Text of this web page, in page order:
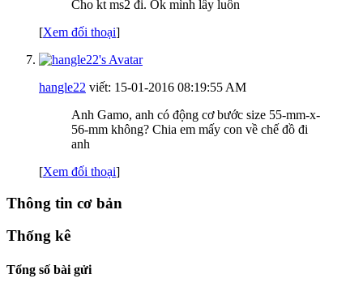
Cho kt ms2 đi. Ok mình lấy luôn
[Xem đối thoại]
hangle22 viết: 15-01-2016 08:19:55 AM
Anh Gamo, anh có động cơ bước size 55-mm-x-
56-mm không? Chia em mấy con về chế đồ đi
anh
[Xem đối thoại]
Thông tin cơ bản
Thống kê
Tổng số bài gửi